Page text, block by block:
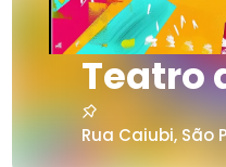
Teatro
Rua Caiubi, São